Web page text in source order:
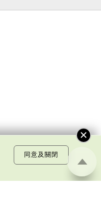
同意及關閉